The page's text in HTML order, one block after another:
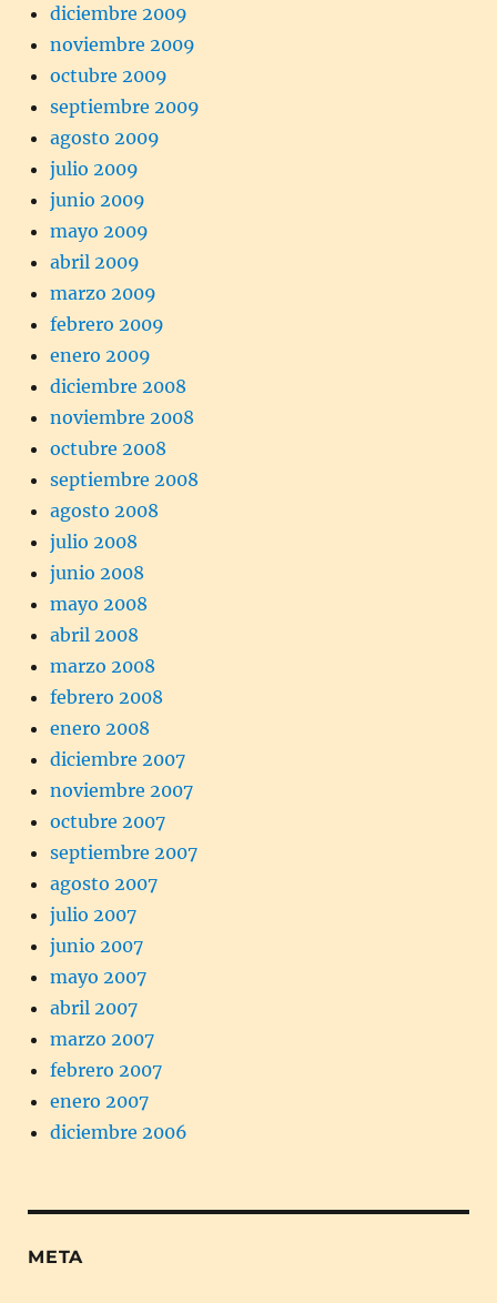
diciembre 2009
noviembre 2009
octubre 2009
septiembre 2009
agosto 2009
julio 2009
junio 2009
mayo 2009
abril 2009
marzo 2009
febrero 2009
enero 2009
diciembre 2008
noviembre 2008
octubre 2008
septiembre 2008
agosto 2008
julio 2008
junio 2008
mayo 2008
abril 2008
marzo 2008
febrero 2008
enero 2008
diciembre 2007
noviembre 2007
octubre 2007
septiembre 2007
agosto 2007
julio 2007
junio 2007
mayo 2007
abril 2007
marzo 2007
febrero 2007
enero 2007
diciembre 2006
META